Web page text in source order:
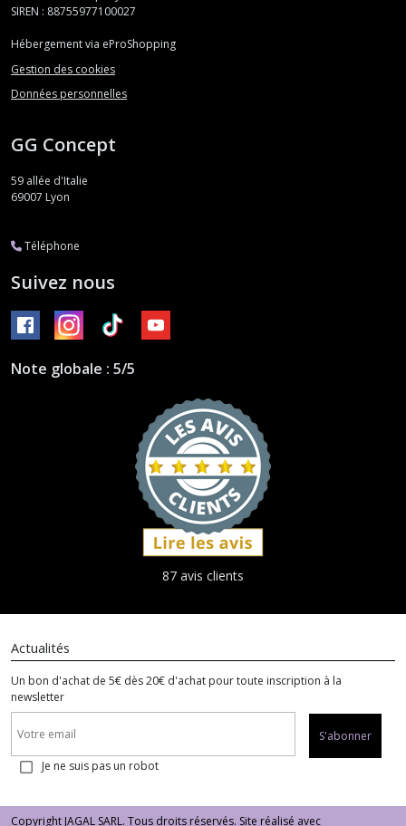
SIREN : 88755977100027
Hébergement via eProShopping
Gestion des cookies
Données personnelles
GG Concept
59 allée d'Italie
69007 Lyon
Téléphone
Suivez nous
Note globale : 5/5
87 avis clients
Actualités
Un bon d'achat de 5€ dès 20€ d'achat pour toute inscription à la
newsletter
S'abonner
Je ne suis pas un robot
Copyright JAGAL SARL. Tous droits réservés. Site réalisé avec